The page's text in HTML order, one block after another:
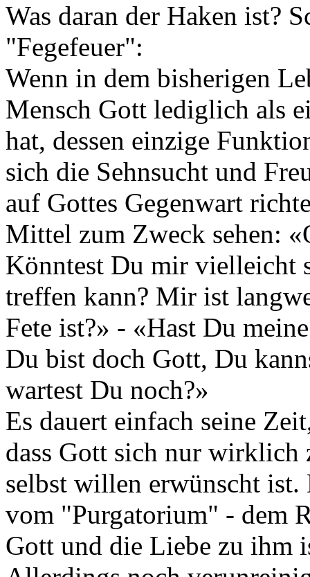
Was daran der Haken ist?
"Fegefeuer":
Wenn in dem bisherigen
Mensch Gott lediglich als
hat, dessen einzige
sich die Sehnsucht und
auf Gottes Gegenwart
Mittel zum Zweck sehen:
Könntest Du mir vielleicht
treffen kann? Mir ist
Fete ist?» - «Hast Du
Du bist doch Gott, Du
wartest Du noch?»
Es dauert einfach seine
dass Gott sich nur wirklich
selbst willen erwünscht
vom "Purgatorium" - dem
Gott und die Liebe zu ihm